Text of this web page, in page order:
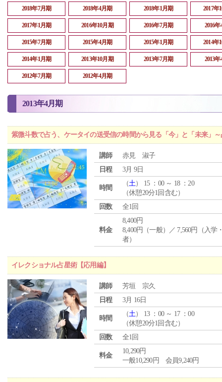
2018年7月期 2018年4月期 2018年1月期 2017年
2017年1月期 2016年10月期 2016年7月期 2016
2015年7月期 2015年4月期 2015年1月期 2014年
2014年1月期 2013年10月期 2013年7月期 2013
2012年7月期 2012年4月期
2013年4月期
紫微斗数で占う、ケータイの送受信の時間から見る「今」と「未来」
講師
赤見 淑子
日程
3月 9日
時間
（土） 15 ：00 ～ 18 ：20
（休憩20分1回含む）
回数
全1回
料金
8,400円
8,400円（一般）／ 7,560円（入学
者）
イレクショナル占星術【応用編】
講師
芳垣 宗久
日程
3月 16日
時間
（土） 13 ：00 ～ 17 ：00
（休憩20分1回含む）
回数
全1回
料金
10,290円
一般10,290円 会員9,240円